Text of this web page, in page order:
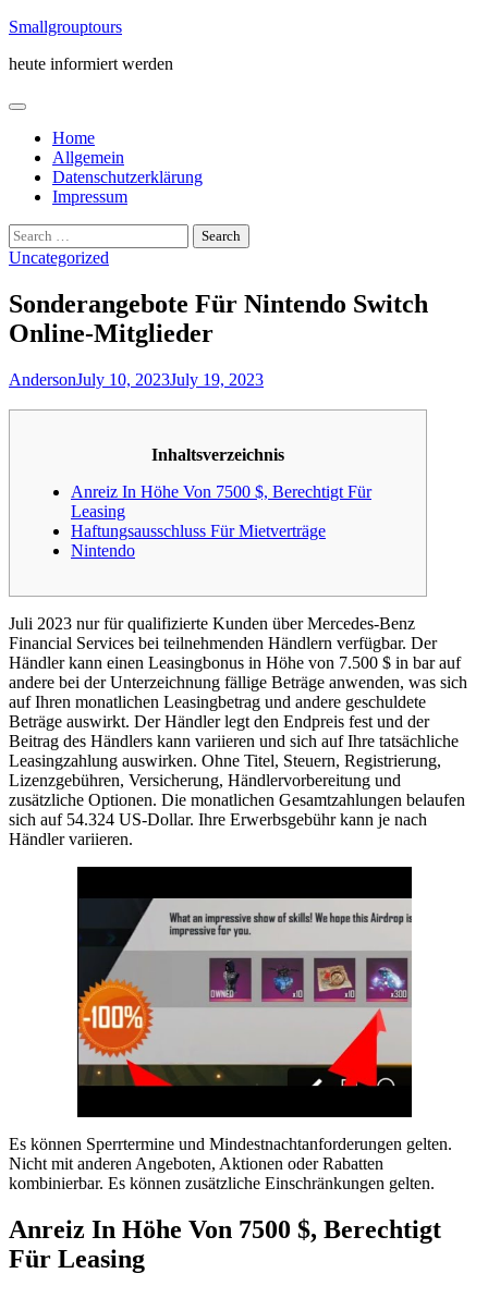
Skip
content
Smallgrouptours
heute informiert werden
Home
Allgemein
Datenschutzerklärung
Impressum
Search
for:
Uncategorized
Sonderangebote Für Nintendo Switch
Online-Mitglieder
AndersonJuly 10, 2023July 19, 2023
Inhaltsverzeichnis
Anreiz In Höhe Von 7500 $, Berechtigt Für
Leasing
Haftungsausschluss Für Mietverträge
Nintendo
Juli 2023 nur für qualifizierte Kunden über Mercedes-Benz
Financial Services bei teilnehmenden Händlern verfügbar. Der
Händler kann einen Leasingbonus in Höhe von 7.500 $ in bar auf
andere bei der Unterzeichnung fällige Beträge anwenden, was sich
auf Ihren monatlichen Leasingbetrag und andere geschuldete
Beträge auswirkt. Der Händler legt den Endpreis fest und der
Beitrag des Händlers kann variieren und sich auf Ihre tatsächliche
Leasingzahlung auswirken. Ohne Titel, Steuern, Registrierung,
Lizenzgebühren, Versicherung, Händlervorbereitung und
zusätzliche Optionen. Die monatlichen Gesamtzahlungen belaufen
sich auf 54.324 US-Dollar. Ihre Erwerbsgebühr kann je nach
Händler variieren.
Es können Sperrtermine und Mindestnachtanforderungen gelten.
Nicht mit anderen Angeboten, Aktionen oder Rabatten
kombinierbar. Es können zusätzliche Einschränkungen gelten.
Anreiz In Höhe Von 7500 $, Berechtigt
Für Leasing